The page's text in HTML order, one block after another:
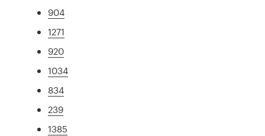
904
1271
920
1034
834
239
1385